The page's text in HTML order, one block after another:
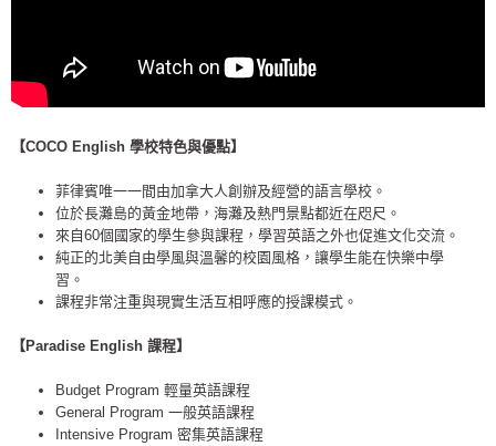
【COCO English 學校特色與優點】
菲律賓唯一一間由加拿大人創辦及經營的語言學校。
位於長灘島的黃金地帶，海灘及熱門景點都近在咫尺。
來自60個國家的學生參與課程，學習英語之外也促進文化交流。
純正的北美自由學風與溫馨的校園風格，讓學生能在快樂中學
習。
課程非常注重與現實生活互相呼應的授課模式。
【Paradise English 課程】
Budget Program 輕量英語課程
General Program 一般英語課程
Intensive Program 密集英語課程